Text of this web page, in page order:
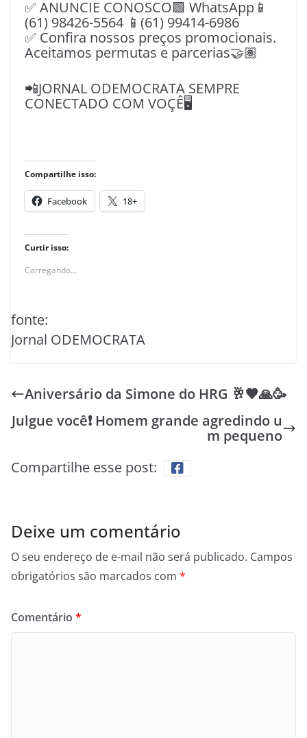
✅ ANUNCIE CONOSCO🟩 WhatsApp📱
(61) 98426-5564 📱(61) 99414-6986
✅ Confira nossos preços promocionais.
Aceitamos permutas e parcerias🤝🏽
📲JORNAL ODEMOCRATA SEMPRE
CONECTADO COM VOÇÊ🖥️
Compartilhe isso:
Facebook 18+
Curtir isso:
Carregando...
fonte:
Jornal ODEMOCRATA
Aniversário da Simone do HRG 🥂🧡🙏🥳
Julgue você❗ Homem grande agredindo u
m pequeno
Compartilhe esse post:
Deixe um comentário
O seu endereço de e-mail não será publicado. Campos
obrigatórios são marcados com *
Comentário *